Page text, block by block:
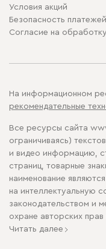
Условия акций
Безопасность платежей
Cогласие на
На информационном
рекомендательные
Все ресурсы сайта
ограничиваясь)
и видео информацию,
страниц, товарные
наименование
на интеллектуальную
законодательством и
охране авторских
Читать далее